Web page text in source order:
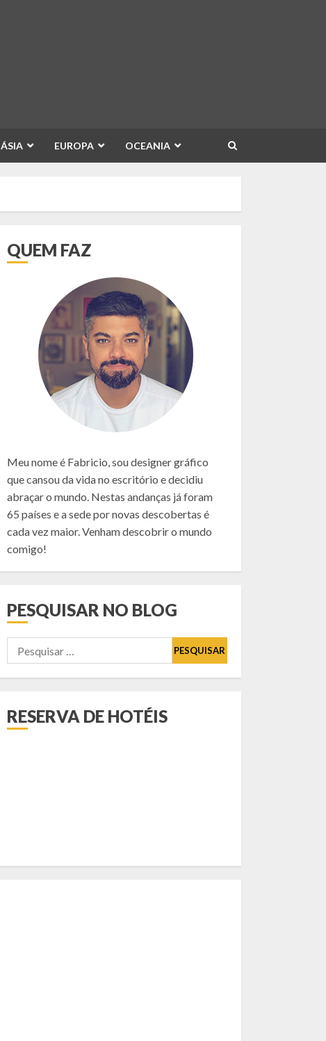
ÁSIA EUROPA OCEANIA
QUEM FAZ
Meu nome é Fabricio, sou designer gráfico
que cansou da vida no escritório e decidiu
abraçar o mundo. Nestas andanças já foram
65 países e a sede por novas descobertas é
cada vez maior. Venham descobrir o mundo
comigo!
PESQUISAR NO BLOG
Pesquisar
por:
RESERVA DE HOTÉIS